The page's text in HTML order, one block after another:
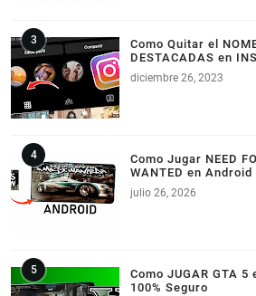
Como Quitar el
DESTACADAS en
diciembre 26, 2023
Como Jugar NEED
WANTED en Android
julio 26, 2026
Como JUGAR GTA 5
100% Seguro